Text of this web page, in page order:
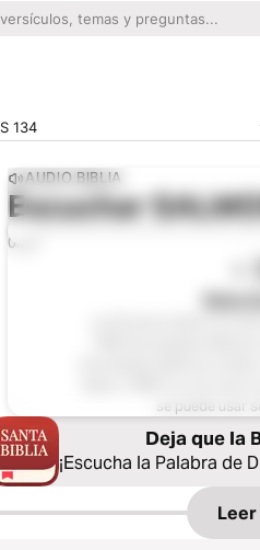
134
AUDIO BIBLIA
Escuchar
0:00
Biblia
se puede usar
Deja que la
¡Escucha la Palabra de
Leer